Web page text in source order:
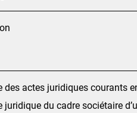
des actes juridiques courants
juridique du cadre sociétaire